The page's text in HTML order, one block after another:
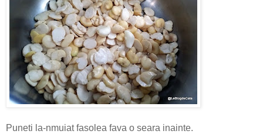
Puneti la-nmuiat fasolea fava o seara inainte.